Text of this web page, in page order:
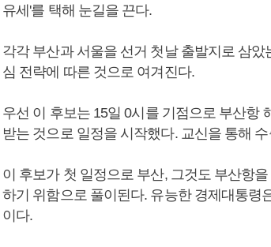
유세'를 택해 눈길을 끈다.
각각 부산과 서울을 선거 첫날 출발지로 삼
심 전략에 따른 것으로 여겨진다.
우선 이 후보는 15일 0시를 기점으로 부산항
받는 것으로 일정을 시작했다. 교신을 통해
이 후보가 첫 일정으로 부산, 그것도 부산항
하기 위함으로 풀이된다. 유능한 경제대통령
이다.